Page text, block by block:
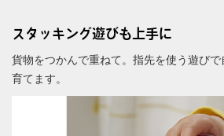
スタッキング遊びも上手に
貨物をつかんで重ねて。指先を使う遊び
育てます。